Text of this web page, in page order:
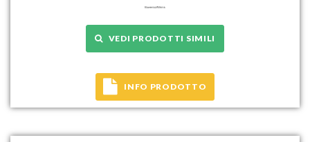
VEDI PRODOTTI SIMILI
INFO PRODOTTO